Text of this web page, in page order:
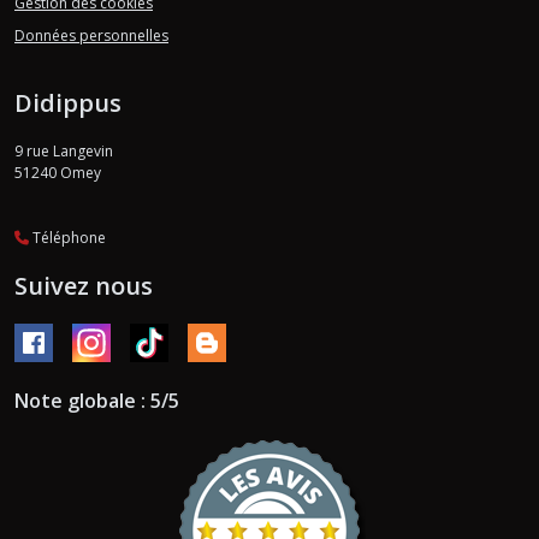
Données personnelles
Didippus
9 rue Langevin
51240 Omey
Téléphone
Suivez nous
Note globale : 5/5